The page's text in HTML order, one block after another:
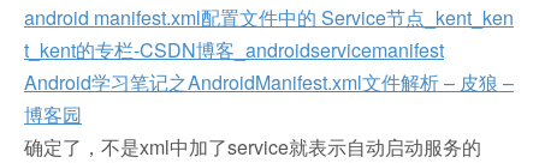
android manifest.xml配置文件中的 Service节点_kent_ken
t_kent的专栏-CSDN博客_androidservicemanifest
Android学习笔记之AndroidManifest.xml文件解析 – 皮狼 –
博客园
确定了，不是xml中加了service就表示自动启动服务的